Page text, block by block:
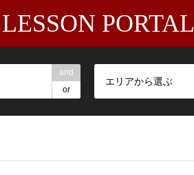
PORTAL
and
or
エリアから選ぶ